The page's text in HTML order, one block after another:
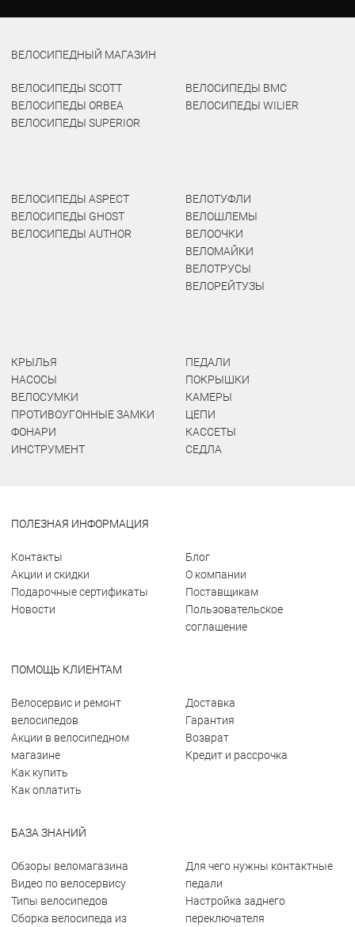
ВЕЛОСИПЕДНЫЙ МАГАЗИН
ВЕЛОСИПЕДЫ SCOTT
ВЕЛОСИПЕДЫ ORBEA
ВЕЛОСИПЕДЫ SUPERIOR
ВЕЛОСИПЕДЫ BMC
ВЕЛОСИПЕДЫ WILIER
ВЕЛОСИПЕДЫ ASPECT
ВЕЛОСИПЕДЫ GHOST
ВЕЛОСИПЕДЫ AUTHOR
ВЕЛОТУФЛИ
ВЕЛОШЛЕМЫ
ВЕЛООЧКИ
ВЕЛОМАЙКИ
ВЕЛОТРУСЫ
ВЕЛОРЕЙТУЗЫ
КРЫЛЬЯ
НАСОСЫ
ВЕЛОСУМКИ
ПРОТИВОУГОННЫЕ ЗАМКИ
ФОНАРИ
ИНСТРУМЕНТ
ПЕДАЛИ
ПОКРЫШКИ
КАМЕРЫ
ЦЕПИ
КАССЕТЫ
СЕДЛА
ПОЛЕЗНАЯ ИНФОРМАЦИЯ
Контакты
Акции и скидки
Подарочные сертификаты
Новости
Блог
О компании
Поставщикам
Пользовательское
соглашение
ПОМОЩЬ КЛИЕНТАМ
Велосервис и ремонт
велосипедов
Акции в велосипедном
магазине
Как купить
Как оплатить
Доставка
Гарантия
Возврат
Кредит и рассрочка
БАЗА ЗНАНИЙ
Обзоры веломагазина
Видео по велосервису
Типы велосипедов
Сборка велосипеда из
Для чего нужны контактные
педали
Настройка заднего
переключателя